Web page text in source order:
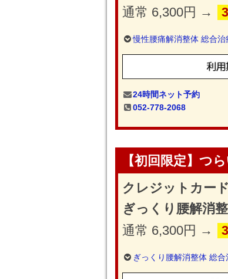
通常 6,300円 →
慢性腰痛解消整体 総合
24時間ネット予約
052-778-2068
【初回限定】つ
クレジットカー
ぎっくり腰解消
通常 6,300円 →
ぎっくり腰解消整体 総